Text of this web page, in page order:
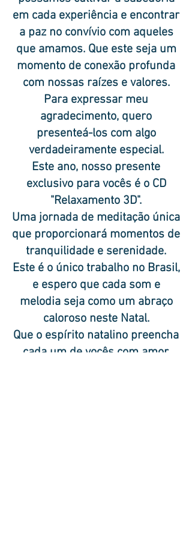
em cada experiência e encontrar
a paz no convívio com aqueles
que amamos. Que este seja um
momento de conexão profunda
com nossas raízes e valores.
Para expressar meu
agradecimento, quero
presenteá-los com algo
verdadeiramente especial.
Este ano, nosso presente
exclusivo para vocês é o CD
"Relaxamento 3D".
Uma jornada de meditação única
que proporcionará momentos de
tranquilidade e serenidade.
Este é o único trabalho no Brasil,
e espero que cada som e
melodia seja como um abraço
caloroso neste Natal.
Que o espírito natalino preencha
cada um de vocês com amor,